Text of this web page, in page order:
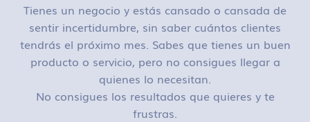
Tienes un negocio y estás cansado o cansada de
sentir incertidumbre, sin saber cuántos clientes
tendrás el próximo mes. Sabes que tienes un buen
producto o servicio, pero no consigues llegar a
quienes lo necesitan.
No consigues los resultados que quieres y te
frustras.